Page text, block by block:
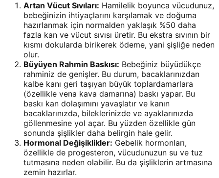
Artan Vücut Sıvıları: Hamilelik boyunca vücudunuz,
bebeğinizin ihtiyaçlarını karşılamak ve doğuma
hazırlanmak için normalden yaklaşık %50 daha
fazla kan ve vücut sıvısı üretir. Bu ekstra sıvının bir
kısmı dokularda birikerek ödeme, yani şişliğe neden
olur.
Büyüyen Rahmin Baskısı: Bebeğiniz büyüdükçe
rahminiz de genişler. Bu durum, bacaklarınızdan
kalbe kanı geri taşıyan büyük toplardamarlara
(özellikle vena kava damarına) baskı yapar. Bu
baskı kan dolaşımını yavaşlatır ve kanın
bacaklarınızda, bileklerinizde ve ayaklarınızda
göllenmesine yol açar. Bu yüzden özellikle gün
sonunda şişlikler daha belirgin hale gelir.
Hormonal Değişiklikler: Gebelik hormonları,
özellikle de progesteron, vücudunuzun su ve tuz
tutmasına neden olabilir. Bu da şişliklerin artmasına
zemin hazırlar.